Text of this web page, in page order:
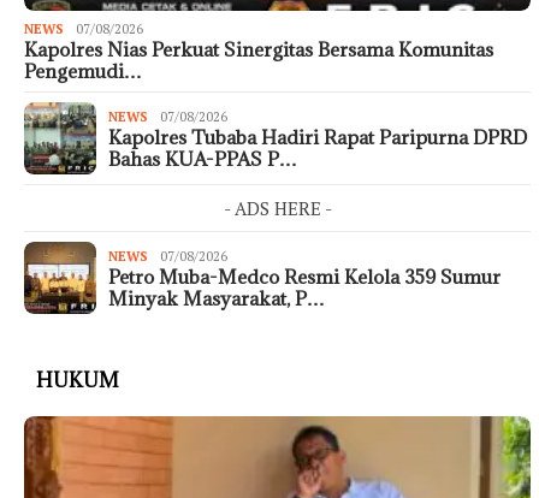
NEWS 07/08/2026
Kapolres Nias Perkuat Sinergitas Bersama Komunitas
Pengemudi…
NEWS 07/08/2026
Kapolres Tubaba Hadiri Rapat Paripurna DPRD
Bahas KUA-PPAS P…
- ADS HERE -
NEWS 07/08/2026
Petro Muba-Medco Resmi Kelola 359 Sumur
Minyak Masyarakat, P…
HUKUM